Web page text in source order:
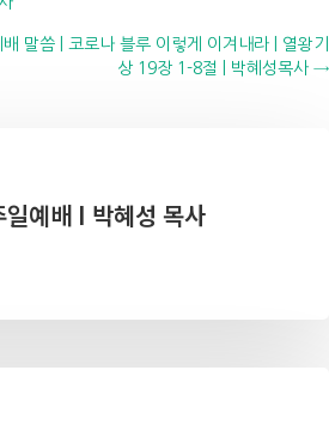
말씀 | 코로나 블루 이렇게 이겨내라 | 열왕기
상 19장 1-8절 | 박혜성목사 →
예배 I 박혜성 목사